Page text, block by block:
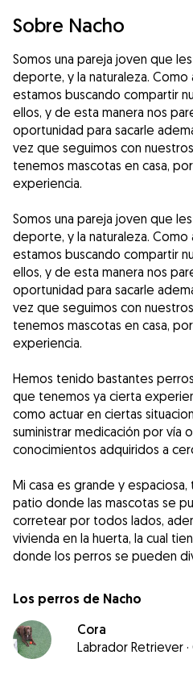
Sobre Nacho
Somos una pareja joven que
deporte, y la naturaleza. Como
estamos buscando compartir
ellos, y de esta manera nos
oportunidad para sacarle
vez que seguimos con
tenemos mascotas en casa,
experiencia.
Somos una pareja joven que
deporte, y la naturaleza. Como
estamos buscando compartir
ellos, y de esta manera nos
oportunidad para sacarle
vez que seguimos con
tenemos mascotas en casa,
experiencia.
Hemos tenido bastantes
que tenemos ya cierta
como actuar en ciertas
suministrar medicación por vía
conocimientos adquiridos a
Mi casa es grande y
patio donde las mascotas se
corretear por todos lados,
vivienda en la huerta, la cual
donde los perros se pueden
Los perros de Nacho
Cora
Labrador Retriever ·